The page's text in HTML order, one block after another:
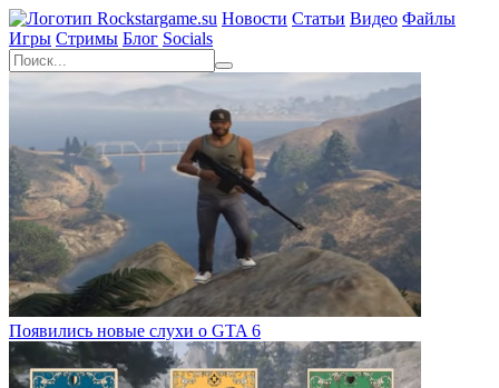
Новости Статьи Видео Файлы
Игры Cтримы Блог Socials
Появились новые слухи о GTA 6